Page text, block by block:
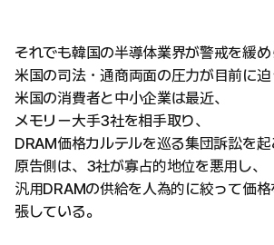
それでも韓国の半導体業界が警戒を緩め
米国の司法・通商両面の圧力が目前に迫
米国の消費者と中小企業は最近、
メモリー大手3社を相手取り、
DRAM価格カルテルを巡る集団訴訟を起
原告側は、3社が寡占的地位を悪用し、
汎用DRAMの供給を人為的に絞って価
張している。